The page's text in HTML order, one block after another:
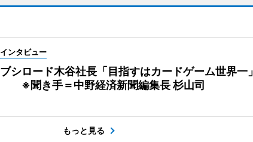
インタビュー
ブシロード木谷社長「目指すはカードゲーム世界一」
※聞き手＝中野経済新聞編集長 杉山司
もっと見る